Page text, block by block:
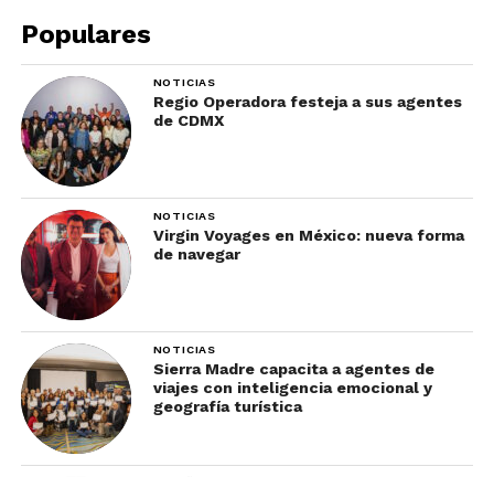
Populares
NOTICIAS
Regio Operadora festeja a sus agentes
de CDMX
NOTICIAS
Virgin Voyages en México: nueva forma
de navegar
NOTICIAS
Sierra Madre capacita a agentes de
viajes con inteligencia emocional y
geografía turística